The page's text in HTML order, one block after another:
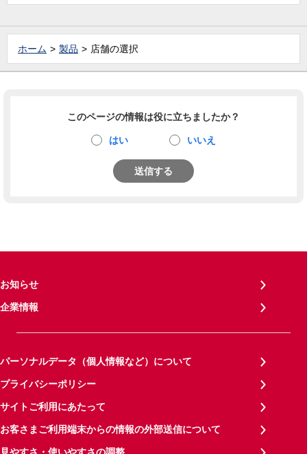
ホーム 製品 店舗の選択
このページの情報は役に立ちましたか？
はい いいえ
送信する
お知らせ
企業情報
パーソナルデータ（個人情報など）について
プライバシーポリシー
サイトご利用にあたって
お客さまご利用端末からの情報の外部送信について